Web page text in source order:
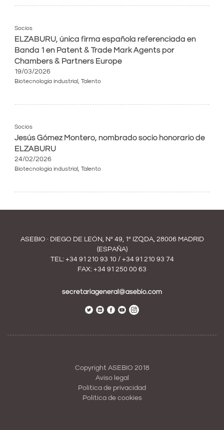
Socios
ELZABURU, única firma española referenciada en
Banda 1 en Patent & Trade Mark Agents por
Chambers & Partners Europe
19/03/2026
Biotecnología industrial, Talento
Socios
Jesús Gómez Montero, nombrado socio honorario de
ELZABURU
24/02/2026
Biotecnología industrial, Talento
ASEBIO · DIEGO DE LEÓN, Nº 49, 1º IZQDA, 28006 MADRID
(ESPAÑA)
TEL: +34 91 210 93 10 / +34 91 210 93 74
FAX: +34 91 250 00 63
secretariageneral@asebio.com
Copyright ASEBIO 2018
Aviso legal
Política de privacidad
Política de cookies